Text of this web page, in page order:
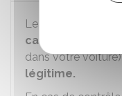
Le
catégorie D
dans votre
légitime.